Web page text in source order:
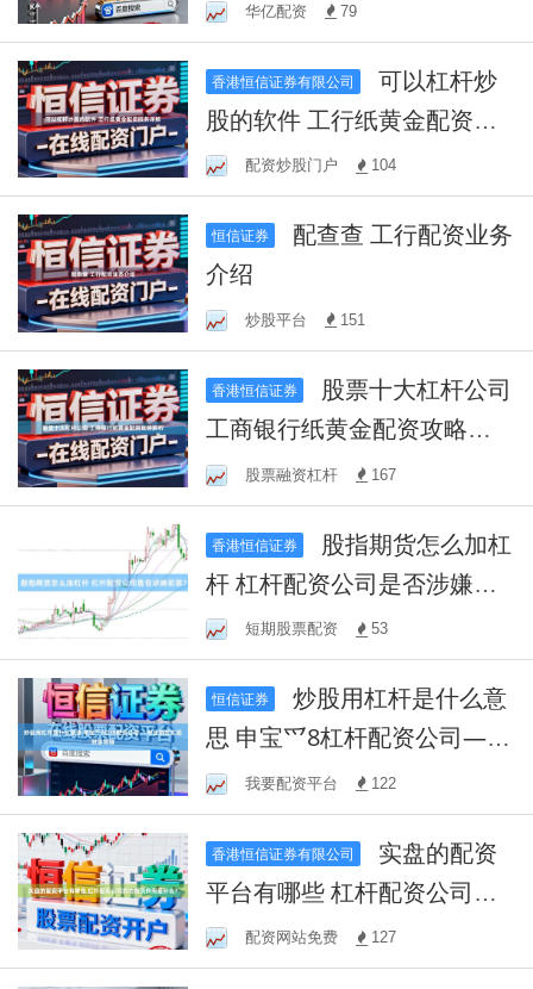
华亿配资 79
香港恒信证券有限公司
可以杠杆炒
股的软件 工行纸黄金配资服
务详解配资炒股门户 104
恒信证券
介绍
炒股平台 151
香港恒信证券
工商银行纸黄金配资攻略解
析
股票融资杠杆 167
香港恒信证券
杆 杠杆配资公司是否涉嫌犯
罪？短期股票配资 53
恒信证券
炒股用杠杆是什么意
思 申宝爫8杠杆配资公司——
专业助您实现财富增值
我要配资平台 122
香港恒信证券有限公司
平台有哪些 杠杆配资公司的
功能及作用是什么？
配资网站免费 127